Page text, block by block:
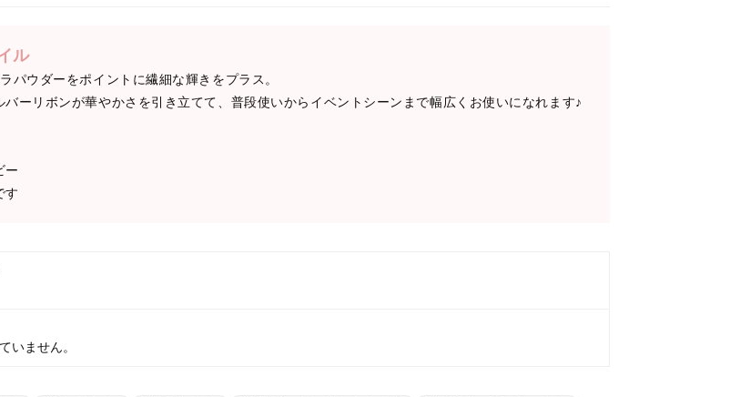
ル
パウダーをポイントに繊細な輝きをプラス。
ーリボンが華やかさを引き立てて、普段使いからイベントシーンまで幅広くお使いになれます♪
ー
す
いません。